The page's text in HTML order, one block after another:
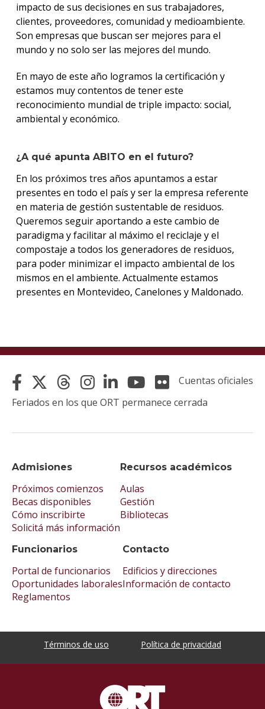
impacto de sus decisiones en sus trabajadores,
clientes, proveedores, comunidad y medioambiente.
Son empresas que buscan ser mejores para el
mundo y no solo ser las mejores del mundo.
En mayo de este año logramos la certificación y
estamos muy contentos de tener este
reconocimiento mundial de triple impacto: social,
ambiental y económico.
¿A qué apunta ABITO en el futuro?
En los próximos tres años apuntamos a estar
presentes en todo el país y ser la empresa referente
en materia de gestión sustentable de residuos.
Queremos seguir aportando a este cambio de
paradigma y facilitar al máximo el reciclaje y el
compostaje a todos los generadores de residuos,
para poder minimizar el impacto ambiental de los
mismos en el ambiente. Actualmente estamos
presentes en Montevideo, Canelones y Maldonado.
Admisiones
Próximos comienzos
Becas disponibles
Cómo inscribirte
Solicitá más información
Recursos académicos
Aulas
Gestión
Bibliotecas
Funcionarios
Portal de funcionarios
Oportunidades laborales
Reglamentos
Contacto
Edificios y direcciones
Información de contacto
Cuentas oficiales
Feriados en los que ORT permanece cerrada
Términos de uso Política de privacidad